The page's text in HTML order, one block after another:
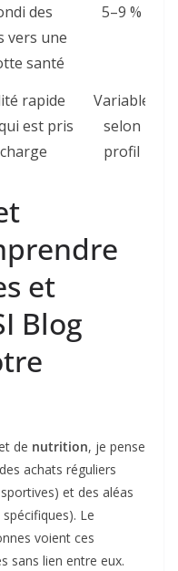
des
vers une
santé
5–9 %
rapide
est pris
Variable
selon
profil
et
Blog
de nutrition, je pense
achats réguliers
et des aléas
Le
voient ces
sans lien entre eux.